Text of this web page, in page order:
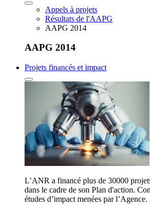
Appels à projets
Résultats de l'AAPG
AAPG 2014
AAPG 2014
Projets financés et impact
L’ANR a financé plus de 30000
dans le cadre de son Plan d'action.
études d’impact menées par l’Agence.